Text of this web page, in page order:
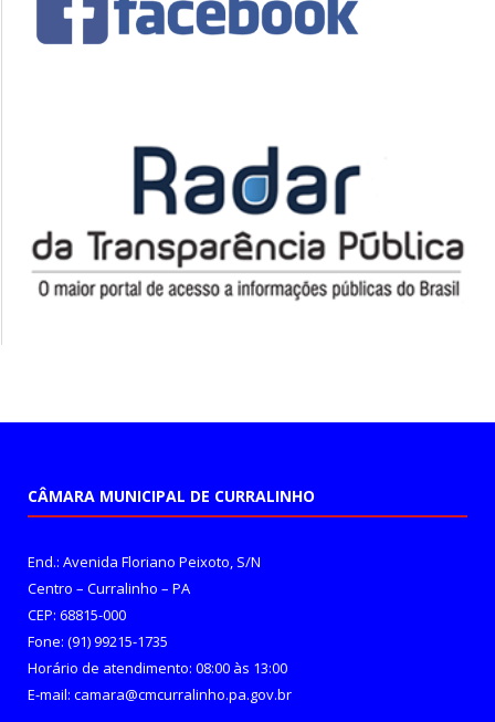
CÂMARA MUNICIPAL DE CURRALINHO
End.: Avenida Floriano Peixoto, S/N
Centro – Curralinho – PA
CEP: 68815-000
Fone: (91) 99215-1735
Horário de atendimento: 08:00 às 13:00
E-mail: camara@cmcurralinho.pa.gov.br